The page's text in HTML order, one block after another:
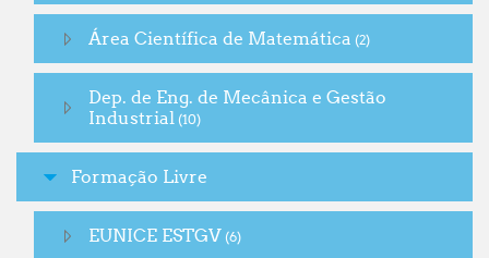
Área Científica de Matemática (2)
Dep. de Eng. de Mecânica e Gestão
Industrial (10)
Formação Livre
EUNICE ESTGV (6)